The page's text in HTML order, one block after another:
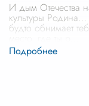
И дым Отечества
культуры
будто обнимает